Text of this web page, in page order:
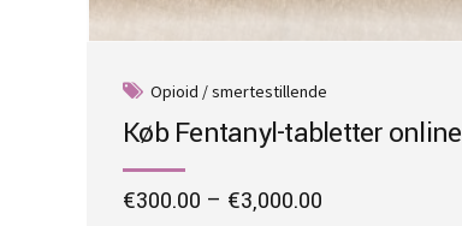
Opioid / smertestillende
Køb Fentanyl-tabletter online
€300.00 – €3,000.00